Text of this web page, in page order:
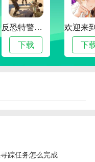
和特点，为玩家提供
反恐特警行动
下载 下
踪任务怎么完成